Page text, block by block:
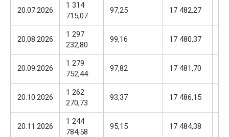
20.07.2026
1 314
715,07
97,25 17 482,27
20.08.2026
1 297
232,80
99,16 17 480,37
20.09.2026
1 279
752,44
97,82 17 481,70
20.10.2026
1 262
270,73
93,37 17 486,15
20.11.2026
1 244
784,58
95,15 17 484,38